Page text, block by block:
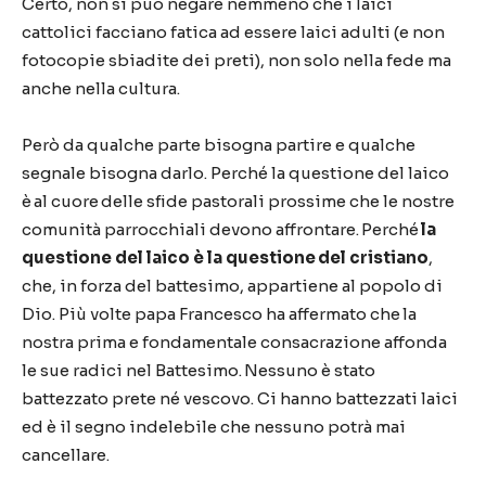
cattolici facciano fatica ad essere laici adulti (e non
fotocopie sbiadite dei preti), non solo nella fede ma
anche nella cultura.
Però da qualche parte bisogna partire e qualche
segnale bisogna darlo. Perché la questione del laico
è al cuore delle sfide pastorali prossime che le nostre
comunità parrocchiali devono affrontare. Perchéla
questione del laico è la questione del cristiano,
che, in forza del battesimo, appartiene al popolo di
Dio. Più volte papa Francesco ha affermato che la
nostra prima e fondamentale consacrazione affonda
le sue radici nel Battesimo. Nessuno è stato
battezzato prete né vescovo. Ci hanno battezzati laici
ed è il segno indelebile che nessuno potrà mai
cancellare.